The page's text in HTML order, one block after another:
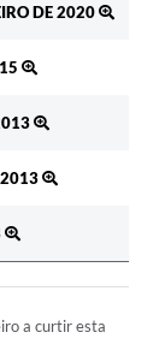
DE 2020
2013
a curtir esta